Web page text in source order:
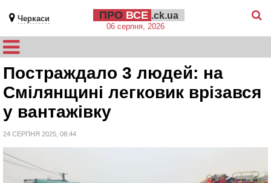
Черкаси ПРО ВСЕ .ck.ua
06 серпня, 2026
Постраждало 3 людей: на
Смілянщині легковик врізався
у вантажівку
24 СЕРПНЯ 2025, 08:44